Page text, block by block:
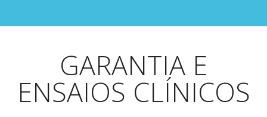
GARANTIA E
ENSAIOS CLÍNICOS